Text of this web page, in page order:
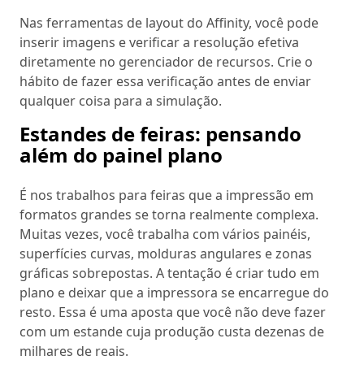
Nas ferramentas de layout do Affinity, você pode
inserir imagens e verificar a resolução efetiva
diretamente no gerenciador de recursos. Crie o
hábito de fazer essa verificação antes de enviar
qualquer coisa para a simulação.
Estandes de feiras: pensando
além do painel plano
É nos trabalhos para feiras que a impressão em
formatos grandes se torna realmente complexa.
Muitas vezes, você trabalha com vários painéis,
superfícies curvas, molduras angulares e zonas
gráficas sobrepostas. A tentação é criar tudo em
plano e deixar que a impressora se encarregue do
resto. Essa é uma aposta que você não deve fazer
com um estande cuja produção custa dezenas de
milhares de reais.